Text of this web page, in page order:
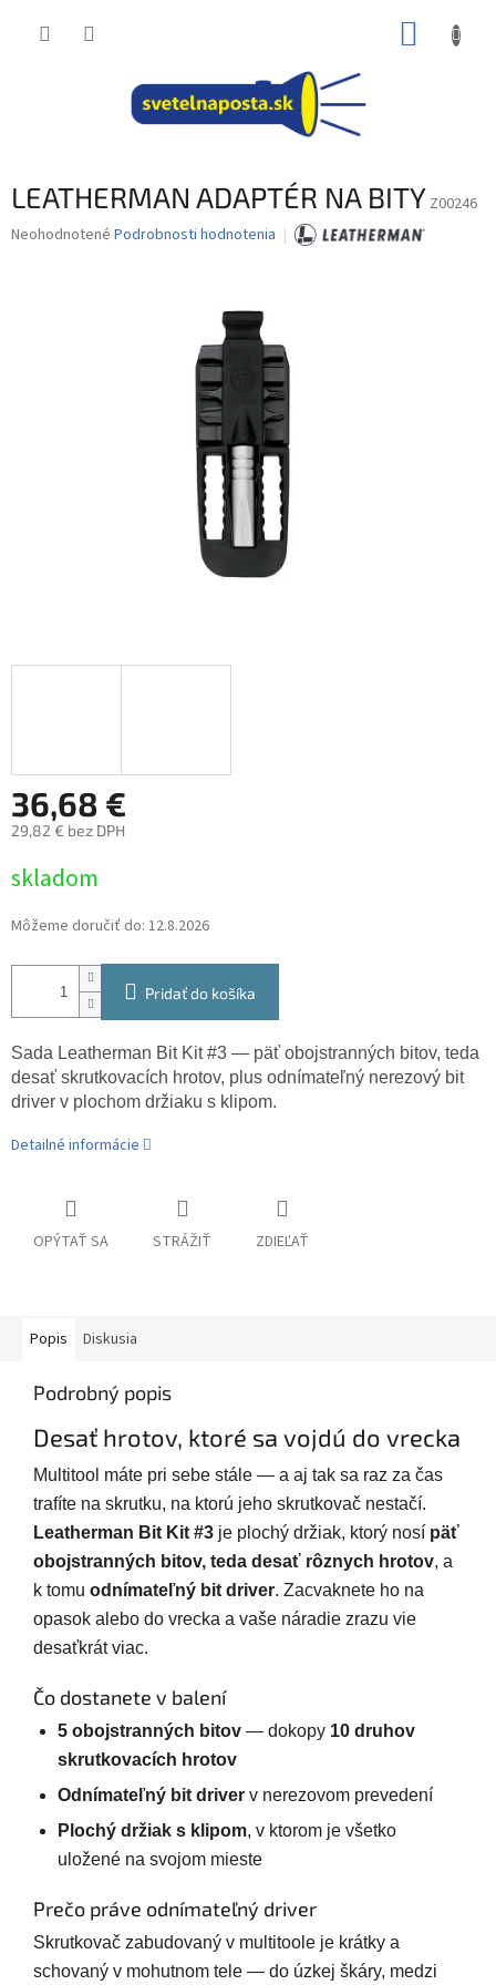
LEATHERMAN ADAPTÉR NA BITY Z00246
Priemerné
Neohodnotené Podrobnosti hodnotenia
36,68 €
29,82 € bez DPH
cena:
skladom
Môžeme doručiť do: 12.8.2026
Pridať do košíka
Sada Leatherman Bit Kit #3 — päť obojstranných bitov, teda
desať skrutkovacích hrotov, plus odnímateľný nerezový bit
driver v plochom držiaku s klipom.
Detailné informácie
OPÝTAŤ SA STRÁŽIŤ ZDIEĽAŤ
Popis Diskusia
Podrobný popis
Desať hrotov, ktoré sa vojdú do vrecka
Multitool máte pri sebe stále — a aj tak sa raz za čas
trafíte na skrutku, na ktorú jeho skrutkovač nestačí.
Leatherman Bit Kit #3 je plochý držiak, ktorý nosí päť
obojstranných bitov, teda desať rôznych hrotov, a
k tomu odnímateľný bit driver. Zacvaknete ho na
opasok alebo do vrecka a vaše náradie zrazu vie
desaťkrát viac.
Čo dostanete v balení
5 obojstranných bitov — dokopy 10 druhov
skrutkovacích hrotov
Odnímateľný bit driver v nerezovom prevedení
Plochý držiak s klipom, v ktorom je všetko
uložené na svojom mieste
Prečo práve odnímateľný driver
Skrutkovač zabudovaný v multitoole je krátky a
schovaný v mohutnom tele — do úzkej škáry, medzi